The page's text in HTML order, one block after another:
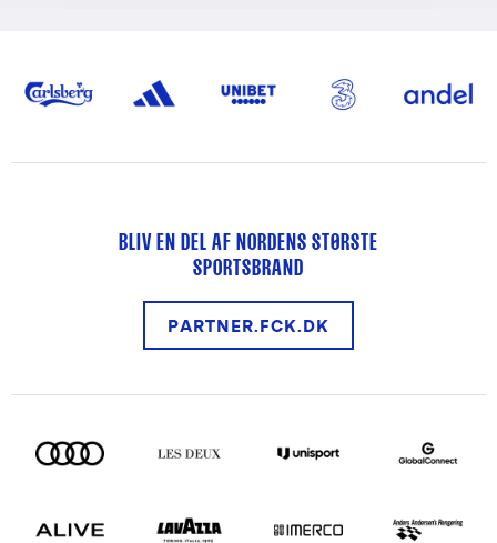
BLIV EN DEL AF NORDENS STØRSTE
SPORTSBRAND
PARTNER.FCK.DK